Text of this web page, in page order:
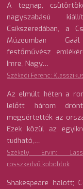
A tegnap,
nagyszabású
Csíkszeredában, a
Múzeumban
festőművész
Imre, Nagy…
Székedi Ferenc:
Az elmúlt héten a
lelőtt három
megsértették az
Ezek közül az
tudható,…
Székely Ervin:
rosszkedvű koboldok
Shakespeare halott;